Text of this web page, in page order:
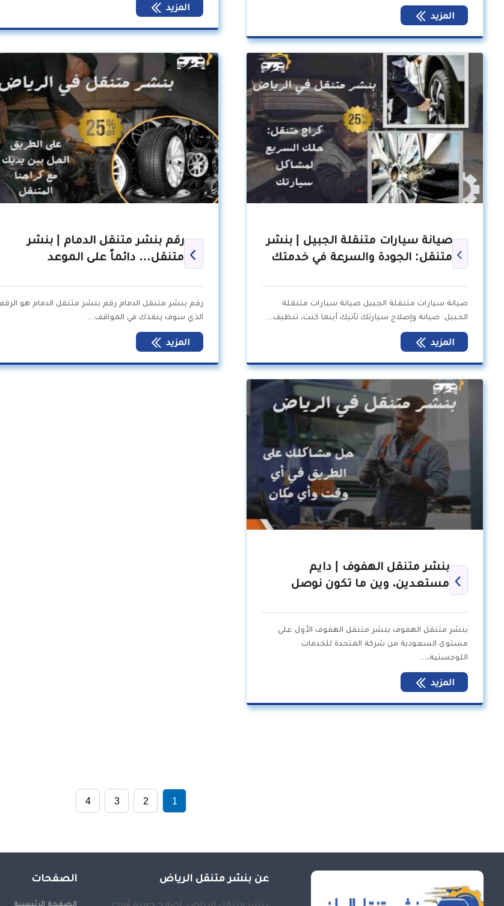
المزيد
المزيد
صيانة سيارات متنقلة الجبيل | بنشر
متنقل: الجودة والسرعة في خدمتك
صيانة سيارات متنقلة الجبيل صيانة سيارات متنقلة
الجبيل: صيانة وإصلاح سيارتك تأتيك أينما كنت، تنظيف…
المزيد
رقم بنشر متنقل الدمام | بنشر
متنقل… دائماً على الموعد
رقم بنشر متنقل الدمام رقم بنشر متنقل الدمام هو الرقم
الذي سوف ينقذك في المواقف…
المزيد
بنشر متنقل الهفوف | دايم
مستعدين، وين ما تكون نوصل
بنشر متنقل الهفوف بنشر متنقل الهفوف الأول على
مستوى السعودية من شركة المتحدة للخدمات
اللوجستية،…
المزيد
1
2
3
4
عن بنشر متنقل الرياض الصفحات
الصفحة الرئيسية